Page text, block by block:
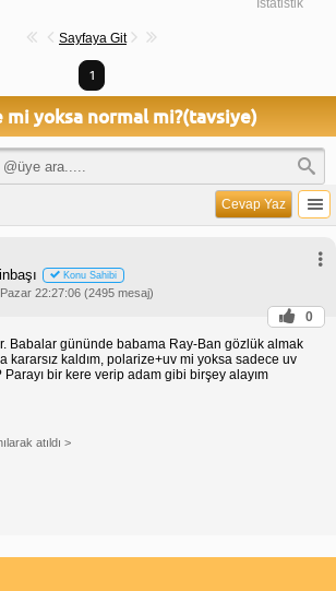
Sayfaya Git
1
mi yoksa normal mi?(tavsiye)
Cevap Yaz
Konu Sahibi
22:27:06 (2495 mesaj)
0
Babalar gününde babama Ray-Ban gözlük almak
kararsız kaldım, polarize+uv mi yoksa sadece uv
bir kere verip adam gibi birşey alayım
atıldı >